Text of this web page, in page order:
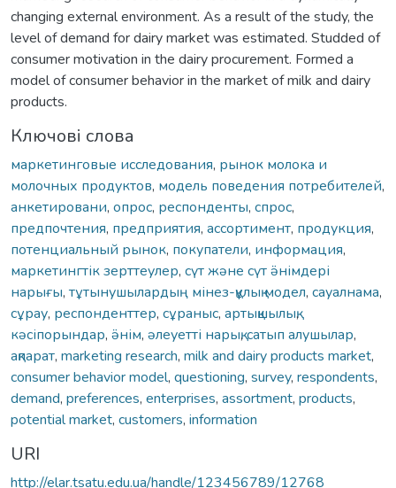
changing external environment. As a result of the study, the
level of demand for dairy market was estimated. Studded of
consumer motivation in the dairy procurement. Formed a
model of consumer behavior in the market of milk and dairy
products.
Ключові слова
маркетинговые исследования, рынок молока и
молочных продуктов, модель поведения потребителей,
анкетировани, опрос, респонденты, спрос,
предпочтения, предприятия, ассортимент, продукция,
потенциальный рынок, покупатели, информация,
маркетингтік зерттеулер, сүт және сүт ӛнімдері
нарығы, тұтынушылардың мінез-құлық модел, сауалнама,
сұрау, респонденттер, сұраныс, артықшылық,
кәсіпорындар, ӛнім, әлеуетті нарық,сатып алушылар,
ақпарат, marketing research, milk and dairy products market,
consumer behavior model, questioning, survey, respondents,
demand, preferences, enterprises, assortment, products,
potential market, customers, information
URI
http://elar.tsatu.edu.ua/handle/123456789/12768